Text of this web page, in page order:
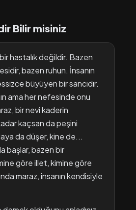
Bilir misiniz
hastalık değildir. Bazen
bazen ruhun. İnsanın
büyüyen bir sancıdır.
ama her nefesinde onu
bir nevi kaderin
kaçsan da peşini
da düşer, kine de...
başlar, bazen bir
göre illet, kimine göre
maraz, insanın kendisiyle